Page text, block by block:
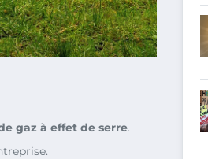
gaz à effet de serre.